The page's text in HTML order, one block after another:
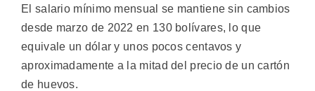
El salario mínimo mensual se mantiene sin cambios
desde marzo de 2022 en 130 bolívares, lo que
equivale un dólar y unos pocos centavos y
aproximadamente a la mitad del precio de un cartón
de huevos.